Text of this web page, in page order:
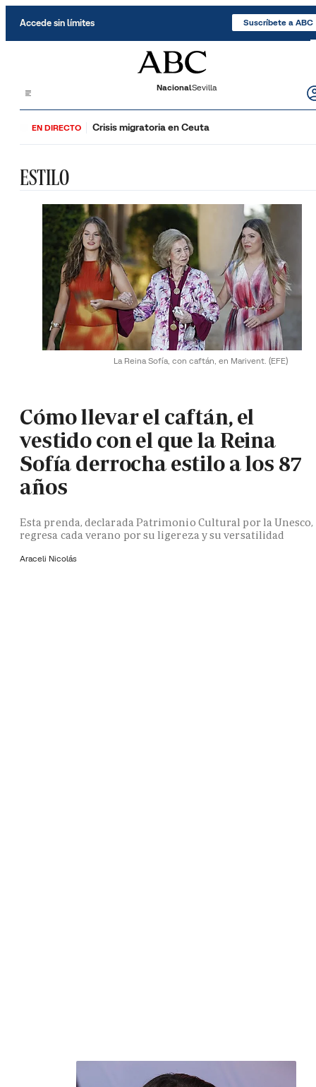
Accede sin límites Suscríbete a ABC
NacionalSevilla
EN DIRECTO Crisis migratoria en Ceuta
ESTILO
La Reina Sofía, con caftán, en Marivent. (EFE)
Cómo llevar el caftán, el
vestido con el que la Reina
Sofía derrocha estilo a los 87
años
Esta prenda, declarada Patrimonio Cultural por la Unesco,
regresa cada verano por su ligereza y su versatilidad
Araceli Nicolás